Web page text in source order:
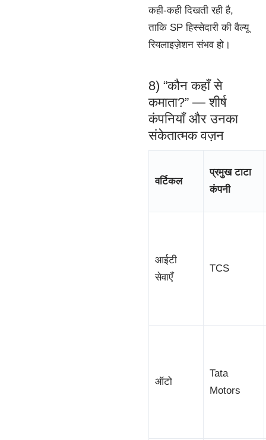
कही-कही दिखती रही है,
ताकि SP हिस्सेदारी की वैल्यू
रियलाइज़ेशन संभव हो।
8) “कौन कहाँ से
कमाता?” — शीर्ष
कंपनियाँ और उनका
संकेतात्मक वज़न
वर्टिकल
प्रमुख टाटा
कंपनी
आईटी
सेवाएँ
TCS
ऑटो
Tata
Motors